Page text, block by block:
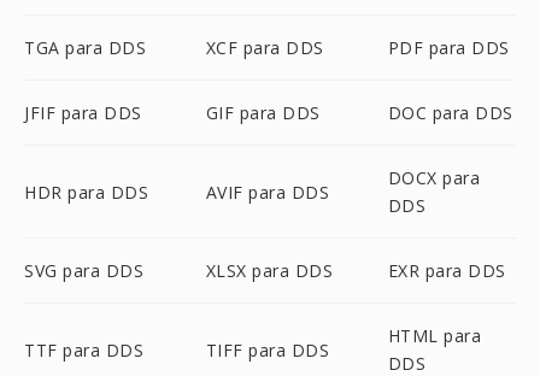
TGA para DDS XCF para DDS PDF para DDS
JFIF para DDS GIF para DDS DOC para DDS
HDR para DDS AVIF para DDS
DOCX para
DDS
SVG para DDS XLSX para DDS EXR para DDS
TTF para DDS TIFF para DDS
HTML para
DDS